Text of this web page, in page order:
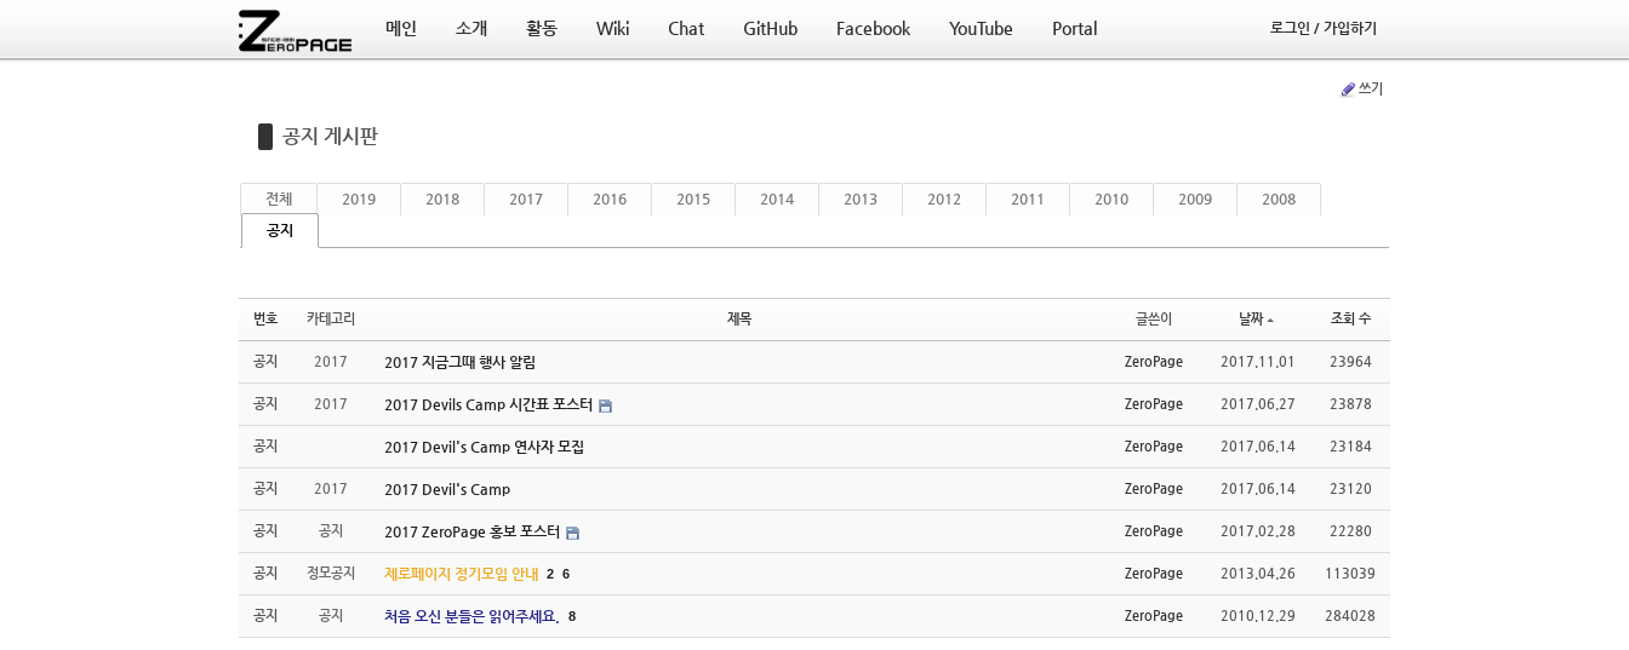
메인 소개 활동 Wiki Chat GitHub Facebook YouTube Portal 로그인 / 가입하기
쓰기
공지 게시판
전체 2019 2018 2017 2016 2015 2014 2013 2012 2011 2010 2009
2008
공지
번호 카테고리 제목 글쓴이 날짜 조회 수
공지 2017 2017 지금그때 행사 알림 ZeroPage 2017.11.01 23964
공지 2017 2017 Devils Camp 시간표 포스터 ZeroPage 2017.06.27 23878
공지 2017 Devil's Camp 연사자 모집 ZeroPage 2017.06.14 23184
공지 2017 2017 Devil's Camp ZeroPage 2017.06.14 23120
공지 공지 2017 ZeroPage 홍보 포스터 ZeroPage 2017.02.28 22280
공지 정모공지 제로페이지 정기모임 안내 2 6 ZeroPage 2013.04.26 113039
공지 공지 처음 오신 분들은 읽어주세요. 8 ZeroPage 2010.12.29 284028
Sketchbook5, 스케치북5
Sketchbook5, 스케치북5